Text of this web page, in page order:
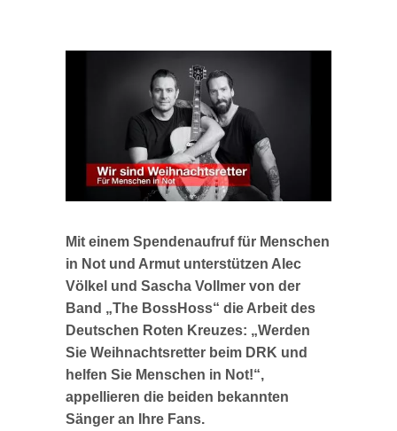
Mit einem Spendenaufruf für Menschen
in Not und Armut unterstützen Alec
Völkel und Sascha Vollmer von der
Band „The BossHoss“ die Arbeit des
Deutschen Roten Kreuzes: „Werden
Sie Weihnachtsretter beim DRK und
helfen Sie Menschen in Not!“,
appellieren die beiden bekannten
Sänger an Ihre Fans.